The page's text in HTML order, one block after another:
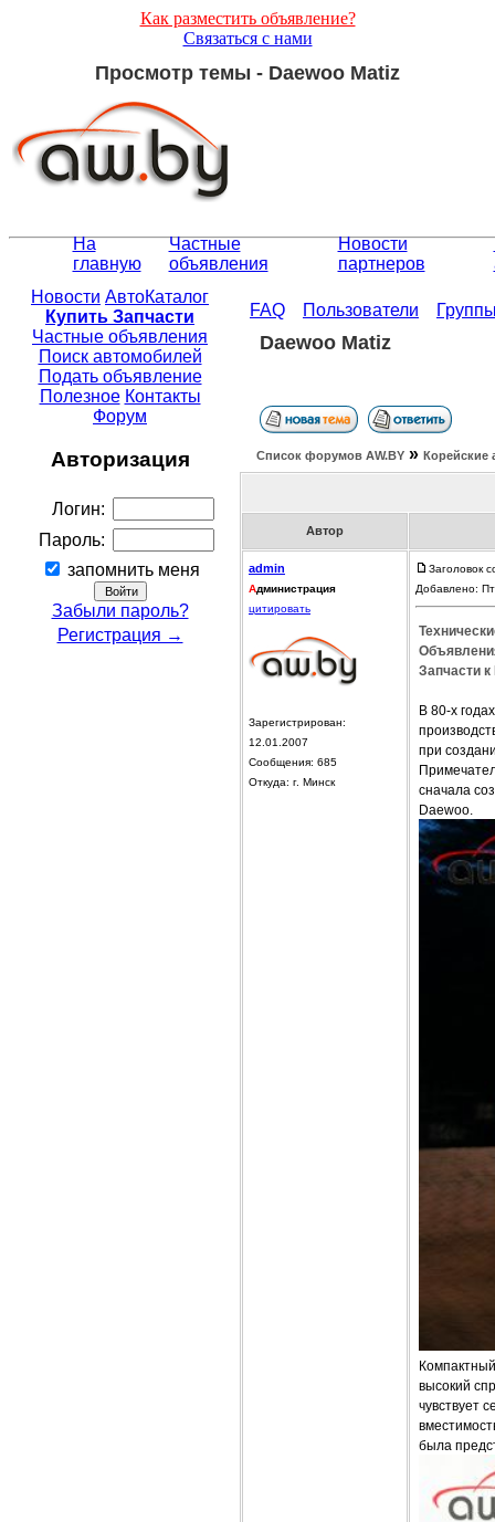
Как разместить объявление?
Связаться с нами
Просмотр темы - Daewoo Matiz
На
главную
Частные
объявления
Новости
партнеров
Новости АвтоКаталог
Купить Запчасти
Частные объявления
Поиск автомобилей
Подать объявление
Полезное Контакты
Форум
Авторизация
Логин:
Пароль:
запомнить меня
Забыли пароль?
Регистрация →
FAQ Пользователи
Daewoo Matiz
Список форумов АW.BY » Корейские
Автор
admin
Администрация
цитировать
Зарегистрирован:
12.01.2007
Сообщения: 685
Откуда: г. Минск
Заголовок
Добавлено:
Запчасти к
В 80-х
при
сначала
Daewoo.
высокий
чувствует
была